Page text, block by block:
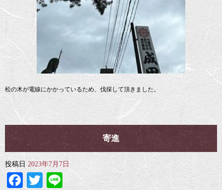
松の木が電線にかかっているため、伐採して頂きました。
寄進
投稿日 2023年7月7日
Facebook
Twitter
Line